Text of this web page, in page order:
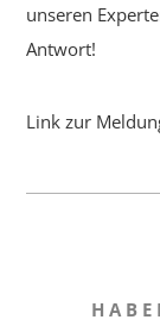
unseren
Antwort!
Link zur